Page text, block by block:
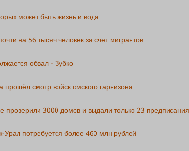
может быть жизнь и вода
на 56 тысяч человек за счет мигрантов
обвал - Зубко
смотр войск омского гарнизона
проверили 3000 домов и выдали только 23 предписания
потребуется более 460 млн рублей